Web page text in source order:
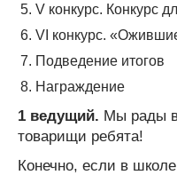
V конкурс. Конкурс
VI конкурс.
Подведение итогов
Награждение
1 ведущий. Мы рады
товарищи ребята!
Конечно, если в